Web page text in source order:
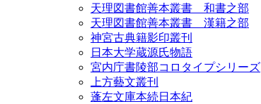
天理図書館善本叢書 和書之部
天理図書館善本叢書 漢籍之部
神宮古典籍影印叢刊
日本大学蔵源氏物語
宮内庁書陵部コロタイプシリーズ
上方藝文叢刊
蓬左文庫本続日本紀